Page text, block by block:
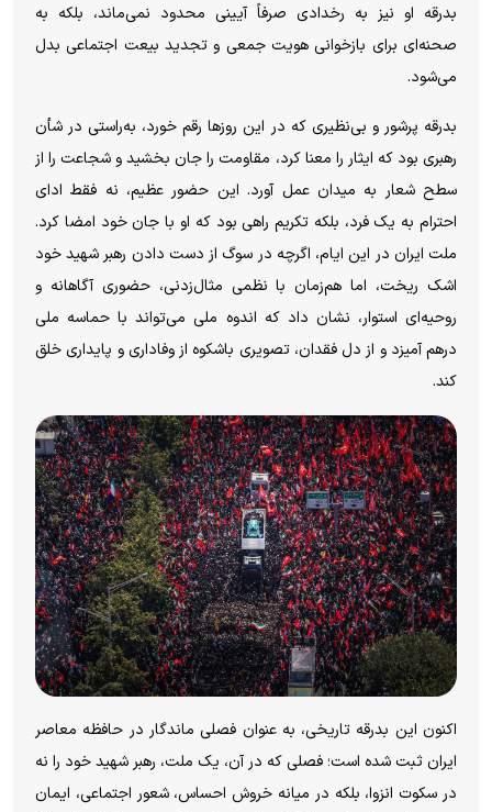
بدرقه او نیز به رخدادی صرفاً آیینی محدود نمی‌ماند، بلکه به
صحنه‌ای برای بازخوانی هویت جمعی و تجدید بیعت اجتماعی بدل
می‌شود.
بدرقه پرشور و بی‌نظیری که در این روز‌ها رقم خورد، به‌راستی در شأن
رهبری بود که ایثار را معنا کرد، مقاومت را جان بخشید و شجاعت را از
سطح شعار به میدان عمل آورد. این حضور عظیم، نه فقط ادای
احترام به یک فرد، بلکه تکریم راهی بود که او با جان خود امضا کرد.
ملت ایران در این ایام، اگرچه در سوگ از دست دادن رهبر شهید خود
اشک ریخت، اما هم‌زمان با نظمی مثال‌زدنی، حضوری آگاهانه و
روحیه‌ای استوار، نشان داد که اندوه ملی می‌تواند با حماسه ملی
درهم آمیزد و از دل فقدان، تصویری باشکوه از وفاداری و پایداری خلق
کند.
اکنون این بدرقه تاریخی، به عنوان فصلی ماندگار در حافظه معاصر
ایران ثبت شده است؛ فصلی که در آن، یک ملت، رهبر شهید خود را نه
در سکوت انزوا، بلکه در میانه خروش احساس، شعور اجتماعی، ایمان